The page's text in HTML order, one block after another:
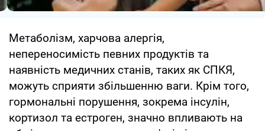
Метаболізм, харчова алергія,
непереносимість певних продуктів та
наявність медичних станів, таких як СПКЯ,
можуть сприяти збільшенню ваги. Крім того,
гормональні порушення, зокрема інсулін,
кортизол та естроген, значно впливають на